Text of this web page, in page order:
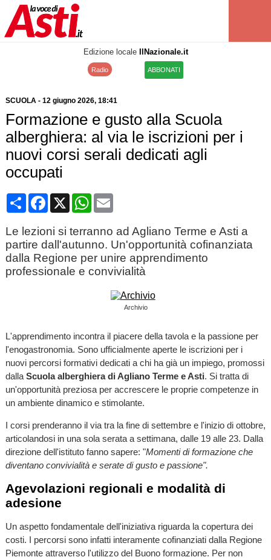
Edizione locale IlNazionale.it
Radio ABBONATI
SCUOLA- 12 giugno 2026, 18:41
Formazione e gusto alla Scuola
alberghiera: al via le iscrizioni per i
nuovi corsi serali dedicati agli
occupati
CondividiFacebook
X WhatsApp
Email
Le lezioni si terranno ad Agliano Terme e Asti a
partire dall'autunno. Un'opportunità cofinanziata
dalla Regione per unire apprendimento
professionale e convivialità
Archivio
L'apprendimento incontra il piacere della tavola e la passione per
l'enogastronomia. Sono ufficialmente aperte le iscrizioni per i
nuovi percorsi formativi dedicati a chi ha già un impiego, promossi
dalla Scuola alberghiera di Agliano Terme e Asti. Si tratta di
un'opportunità preziosa per accrescere le proprie competenze in
un ambiente dinamico e stimolante.
I corsi prenderanno il via tra la fine di settembre e l'inizio di ottobre,
articolandosi in una sola serata a settimana, dalle 19 alle 23. Dalla
direzione dell'istituto fanno sapere: "Momenti di formazione che
diventano convivialità e serate di gusto e passione".
Agevolazioni regionali e modalità di
adesione
Un aspetto fondamentale dell'iniziativa riguarda la copertura dei
costi. I percorsi sono infatti interamente cofinanziati dalla Regione
Piemonte attraverso l'utilizzo del Buono formazione. Per non